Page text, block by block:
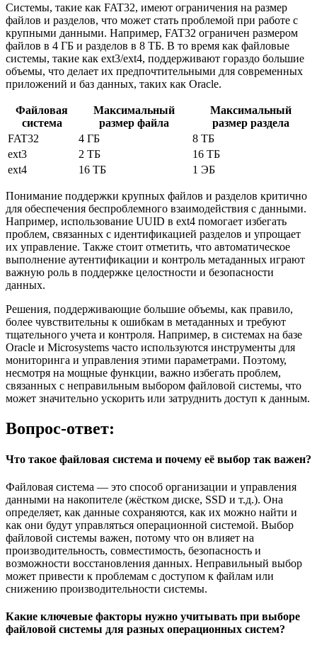
Системы, такие как FAT32, имеют ограничения на размер
файлов и разделов, что может стать проблемой при работе с
крупными данными. Например, FAT32 ограничен размером
файлов в 4 ГБ и разделов в 8 ТБ. В то время как файловые
системы, такие как ext3/ext4, поддерживают гораздо большие
объемы, что делает их предпочтительными для современных
приложений и баз данных, таких как Oracle.
Файловая
система
Максимальный
размер файла
Максимальный
размер раздела
FAT32
4 ГБ
8 ТБ
ext3
2 ТБ
16 ТБ
ext4
16 ТБ 1 ЭБ
Понимание поддержки крупных файлов и разделов критично
для обеспечения беспроблемного взаимодействия с данными.
Например, использование UUID в ext4 помогает избегать
проблем, связанных с идентификацией разделов и упрощает
их управление. Также стоит отметить, что автоматическое
выполнение аутентификации и контроль метаданных играют
важную роль в поддержке целостности и безопасности
данных.
Решения, поддерживающие большие объемы, как правило,
более чувствительны к ошибкам в метаданных и требуют
тщательного учета и контроля. Например, в системах на базе
Oracle и Microsystems часто используются инструменты для
мониторинга и управления этими параметрами. Поэтому,
несмотря на мощные функции, важно избегать проблем,
связанных с неправильным выбором файловой системы, что
может значительно ускорить или затруднить доступ к данным.
Вопрос-ответ:
Что такое файловая система и почему её выбор так важен?
Файловая система — это способ организации и управления
данными на накопителе (жёстком диске, SSD и т.д.). Она
определяет, как данные сохраняются, как их можно найти и
как они будут управляться операционной системой. Выбор
файловой системы важен, потому что он влияет на
производительность, совместимость, безопасность и
возможности восстановления данных. Неправильный выбор
может привести к проблемам с доступом к файлам или
снижению производительности системы.
Какие ключевые факторы нужно учитывать при выборе
файловой системы для разных операционных систем?